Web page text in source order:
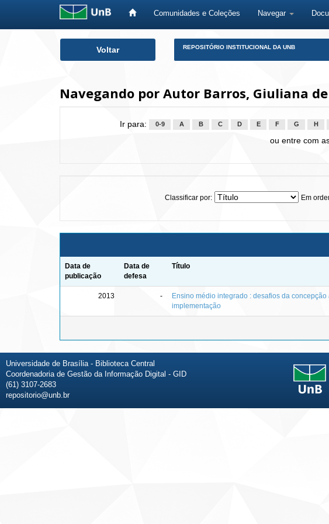
Comunidades e Coleções Navegar
Voltar REPOSITÓRIO INSTITUCIONAL DA UNB
Navegando por Autor Barros, Giuliana de
Ir para: 0-9 A B C D E F G H
ou entre com
Classificar por: Em
Data de
publicação
Data de
defesa
Título
2013 -
Ensino médio integrado : desafios da concepção
implementação
Universidade de Brasília - Biblioteca Central
Coordenadoria de Gestão da Informação Digital - GID
(61) 3107-2683
repositorio@unb.br